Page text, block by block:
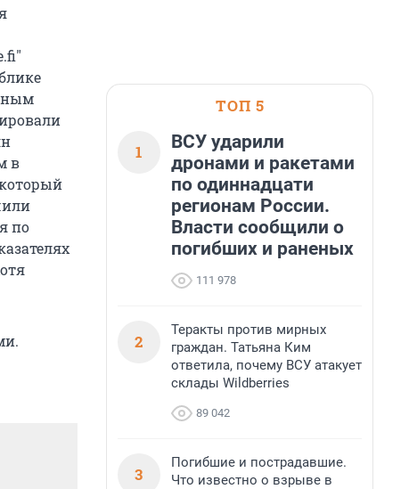
в
по
ТОП 5
1
ВСУ ударили
дронами и ракетами
по одиннадцати
регионам России.
Власти сообщили о
погибших и раненых
111 978
2
Теракты против мирных
граждан. Татьяна Ким
ответила, почему ВСУ атакует
склады Wildberries
89 042
3
Погибшие и пострадавшие.
Что известно о взрыве в